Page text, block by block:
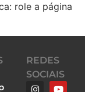
role a página
REDES
SOCIAIS